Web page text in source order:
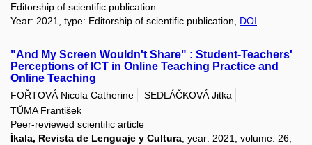
Editorship of scientific publication
Year: 2021, type: Editorship of scientific publication, DOI
"And My Screen Wouldn't Share" : Student-Teachers'
Perceptions of ICT in Online Teaching Practice and
Online Teaching
FOŘTOVÁ Nicola Catherine
SEDLÁČKOVÁ Jitka
TŮMA František
Peer-reviewed scientific article
Íkala, Revista de Lenguaje y Cultura , year: 2021, volume: 26,